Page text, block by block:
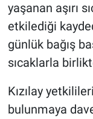
yaşanan aşırı
etkilediği
günlük bağış
sıcaklarla
Kızılay
bulunmaya